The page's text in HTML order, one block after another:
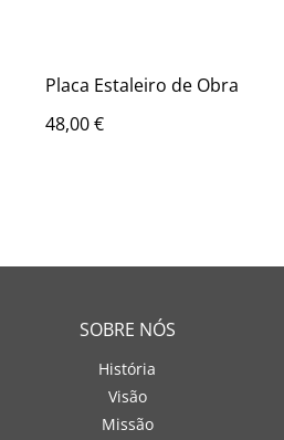
Placa Estaleiro de Obra
48,00 €
SOBRE NÓS
História
Visão
Missão